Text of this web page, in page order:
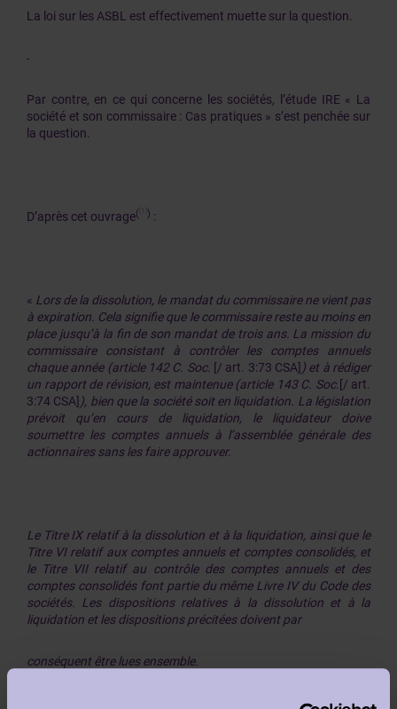
La loi sur les ASBL est effectivement muette sur la question.
Par contre, en ce qui concerne les sociétés, l’étude IRE « La
société et son commissaire : Cas pratiques » s’est penchée sur
la question.
D’après cet ouvrage( ) :
« Lors de la dissolution, le mandat du commissaire ne vient pas
à expiration. Cela signifie que le commissaire reste au moins en
place jusqu’à la fin de son mandat de trois ans. La mission du
commissaire consistant à contrôler les comptes annuels
chaque année (article 142 C. Soc. [/ art. 3:73 CSA] ) et à rédiger
un rapport de révision, est maintenue (article 143 C. Soc. [/ art.
3:74 CSA] ), bien que la société soit en liquidation. La législation
prévoit qu’en cours de liquidation, le liquidateur doive
soumettre les comptes annuels à l’assemblée générale des
actionnaires sans les faire approuver.
Le Titre IX relatif à la dissolution et à la liquidation, ainsi que le
Titre VI relatif aux comptes annuels et comptes consolidés, et
le Titre VII relatif au contrôle des comptes annuels et des
comptes consolidés font partie du même Livre IV du Code des
sociétés. Les dispositions relatives à la dissolution et à la
liquidation et les dispositions précitées doivent par
conséquent être lues ensemble.